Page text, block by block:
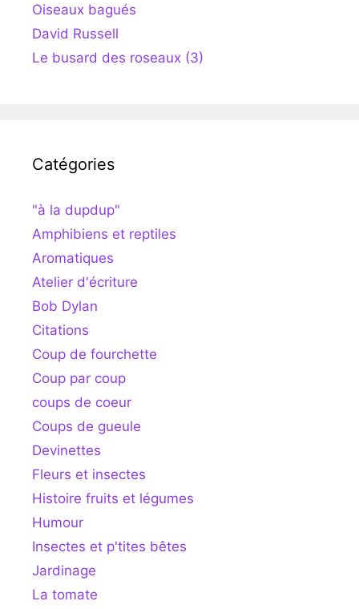
Oiseaux bagués
David Russell
Le busard des roseaux (3)
Catégories
"à la dupdup"
Amphibiens et reptiles
Aromatiques
Atelier d'écriture
Bob Dylan
Citations
Coup de fourchette
Coup par coup
coups de coeur
Coups de gueule
Devinettes
Fleurs et insectes
Histoire fruits et légumes
Humour
Insectes et p'tites bêtes
Jardinage
La tomate